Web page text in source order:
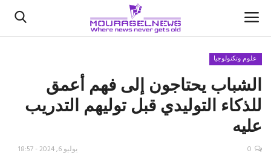
الأخبار
كتّابنا
السعودية
علوم وتكنولوجيا
الشباب يحتاجون إلى فهم أعمق
للذكاء التوليدي قبل توليهم التدريب
عليه
يوليو 6, 2024 - 18:57 0